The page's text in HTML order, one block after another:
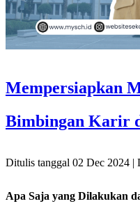
Mempersiapkan
Bimbingan Karir
Ditulis tanggal 02 Dec 2024 |
Apa Saja yang Dilakukan